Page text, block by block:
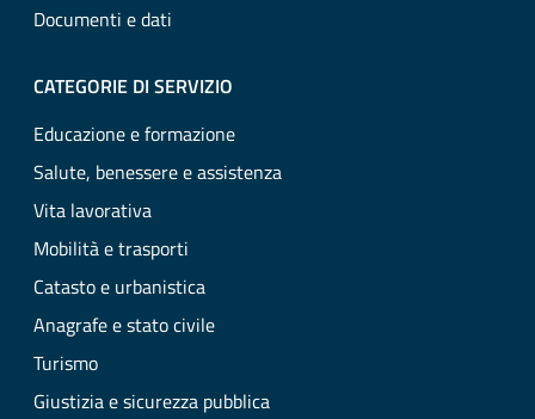
Documenti e dati
CATEGORIE DI SERVIZIO
Educazione e formazione
Salute, benessere e assistenza
Vita lavorativa
Mobilità e trasporti
Catasto e urbanistica
Anagrafe e stato civile
Turismo
Giustizia e sicurezza pubblica